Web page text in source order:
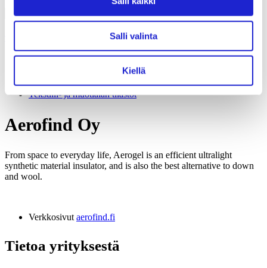
Salli valinta
Kiellä
Alan yritykset Suomessa – tutustu jäseniimme
Tekstiili- ja muotialan tilastot
Aerofind Oy
From space to everyday life, Aerogel is an efficient ultralight
synthetic material insulator, and is also the best alternative to down
and wool.
Verkkosivut aerofind.fi
Tietoa yrityksestä